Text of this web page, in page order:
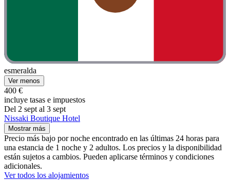
esmeralda
Ver menos
400 €
incluye tasas e impuestos
Del 2 sept al 3 sept
Nissaki Boutique Hotel
Mostrar más
Precio más bajo por noche encontrado en las últimas 24 horas para
una estancia de 1 noche y 2 adultos. Los precios y la disponibilidad
están sujetos a cambios. Pueden aplicarse términos y condiciones
adicionales.
Ver todos los alojamientos